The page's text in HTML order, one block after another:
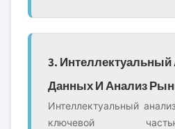
3. Интеллектуальный
Данных И Анализ
Интеллектуальный
ключевой